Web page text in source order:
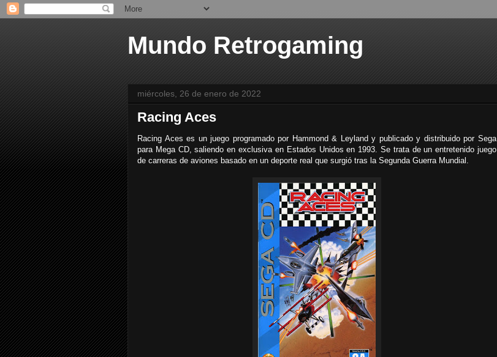
Mundo Retrogaming
miércoles, 26 de enero de 2022
Racing Aces
Racing Aces es un juego programado por Hammond & Leyland y publicado y distribuido por Sega
para Mega CD, saliendo en exclusiva en Estados Unidos en 1993. Se trata de un entretenido juego
de carreras de aviones basado en un deporte real que surgió tras la Segunda Guerra Mundial.